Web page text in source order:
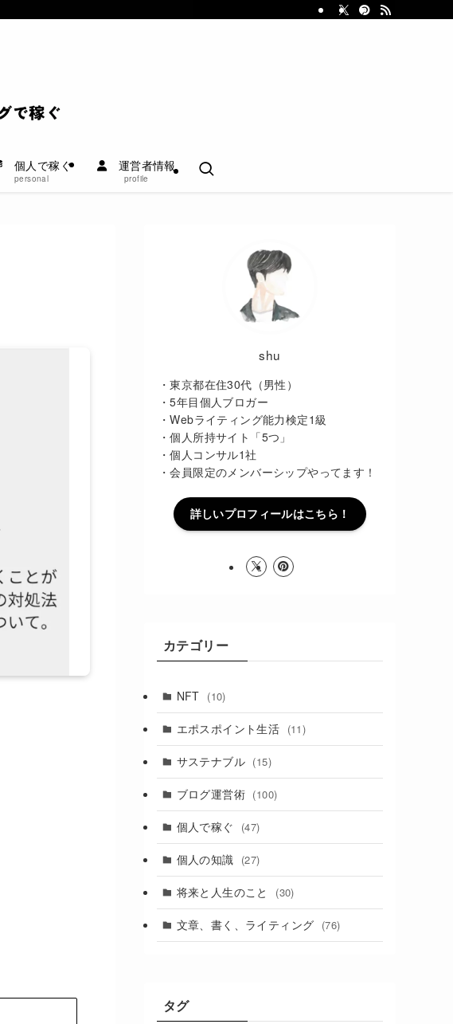
個人で稼ぐ
personal
運営者情報
profile
shu
・東京都在住30代（男性）
・5年目個人ブロガー
・Webライティング能力検定1級
・個人所持サイト「5つ」
・個人コンサル1社
・会員限定のメンバーシップやってます！
詳しいプロフィールはこちら！
カテゴリー
NFT (10)
エポスポイント生活 (11)
サステナブル (15)
ブログ運営術 (100)
個人で稼ぐ (47)
個人の知識 (27)
将来と人生のこと (30)
文章、書く、ライティング (76)
タグ